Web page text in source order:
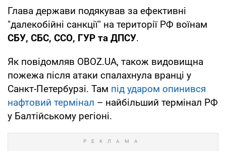
Глава держави подякував за ефективні
"далекобійні санкції" на території РФ воїнам
СБУ, СБС, ССО, ГУР та ДПСУ.
Як повідомляв OBOZ.UA, також видовищна
пожежа після атаки спалахнула вранці у
Санкт-Петербурзі. Там під ударом опинився
нафтовий термінал – найбільший термінал РФ
у Балтійському регіоні.